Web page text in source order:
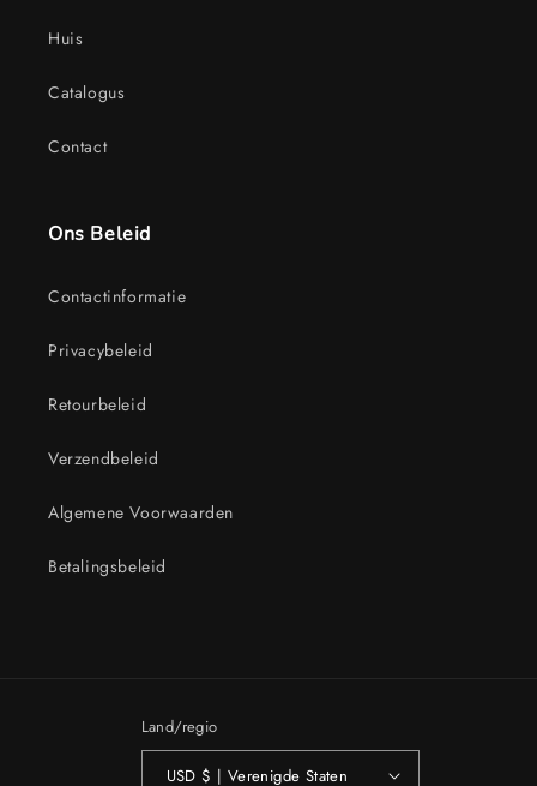
Huis
Catalogus
Contact
Ons Beleid
Contactinformatie
Privacybeleid
Retourbeleid
Verzendbeleid
Algemene Voorwaarden
Betalingsbeleid
Land/regio
USD $ | Verenigde Staten